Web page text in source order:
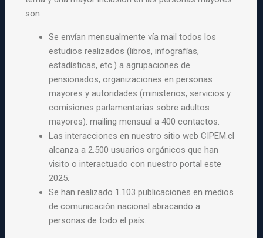
son:
Se envían mensualmente vía mail todos los
estudios realizados (libros, infografías,
estadísticas, etc.) a agrupaciones de
pensionados, organizaciones en personas
mayores y autoridades (ministerios, servicios y
comisiones parlamentarias sobre adultos
mayores): mailing mensual a 400 contactos.
Las interacciones en nuestro sitio web CIPEM.cl
alcanza a 2.500 usuarios orgánicos que han
visito o interactuado con nuestro portal este
2025.
Se han realizado 1.103 publicaciones en medios
de comunicación nacional abracando a
personas de todo el país.